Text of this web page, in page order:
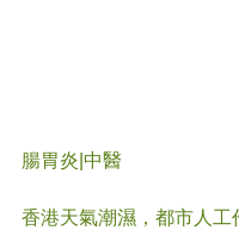
腸胃炎 |中醫
香港天氣潮濕，都市人工